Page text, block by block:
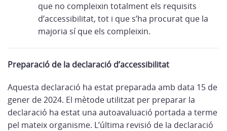
que no compleixin totalment els requisits
d’accessibilitat, tot i que s’ha procurat que la
majoria sí que els compleixin.
Preparació de la declaració d’accessibilitat
Aquesta declaració ha estat preparada amb data 15 de
gener de 2024. El mètode utilitzat per preparar la
declaració ha estat una autoavaluació portada a terme
pel mateix organisme. L’última revisió de la declaració